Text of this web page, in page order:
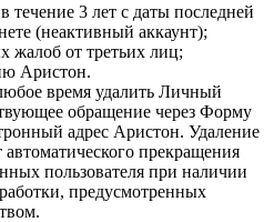
течение 3 лет с даты последней
(неактивный аккаунт);
жалоб от третьих лиц;
Аристон.
время удалить Личный
обращение через Форму
адрес Аристон. Удаление
прекращения
пользователя при наличии
предусмотренных